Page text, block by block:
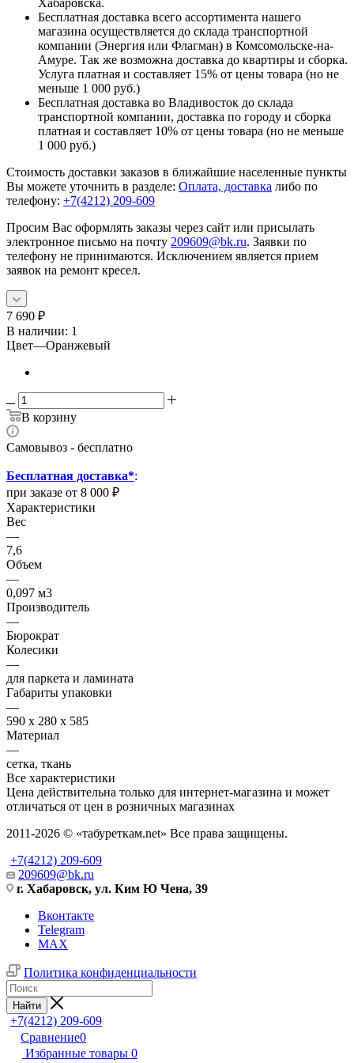
Бесплатная доставка всего ассортимента нашего
магазина осуществляется до склада транспортной
компании (Энергия или Флагман) в Комсомольске-на-
Амуре. Так же возможна доставка до квартиры и сборка.
Услуга платная и составляет 15% от цены товара (но не
меньше 1 000 руб.)
Бесплатная доставка во Владивосток до склада
транспортной компании, доставка по городу и сборка
платная и составляет 10% от цены товара (но не меньше
1 000 руб.)
Стоимость доставки заказов в ближайшие населенные пункты
Вы можете уточнить в разделе: Оплата, доставка либо по
телефону: +7(4212) 209-609
Просим Вас оформлять заказы через сайт или присылать
электронное письмо на почту 209609@bk.ru. Заявки по
телефону не принимаются. Исключением является прием
заявок на ремонт кресел.
7 690 ₽
В наличии: 1
Цвет—Оранжевый
В корзину
Самовывоз - бесплатно
Бесплатная доставка*:
при заказе от 8 000 ₽
Характеристики
Вес
—
7,6
Объем
—
0,097 м3
Производитель
—
Бюрократ
Колесики
—
для паркета и ламината
Габариты упаковки
—
590 x 280 x 585
Материал
—
сетка, ткань
Все характеристики
Цена действительна только для интернет-магазина и может
отличаться от цен в розничных магазинах
2011-2026 © «табуреткам.net» Все права защищены.
+7(4212) 209-609
209609@bk.ru
г. Хабаровск, ул. Ким Ю Чена, 39
Вконтакте
Telegram
MAX
Политика конфиденциальности
Найти
+7(4212) 209-609
Сравнение0
Избранные товары 0